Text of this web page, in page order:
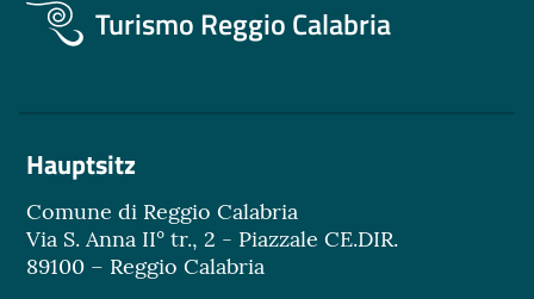
Turismo Reggio Calabria
Hauptsitz
Comune di Reggio Calabria
Via S. Anna II° tr., 2 - Piazzale CE.DIR.
89100 – Reggio Calabria